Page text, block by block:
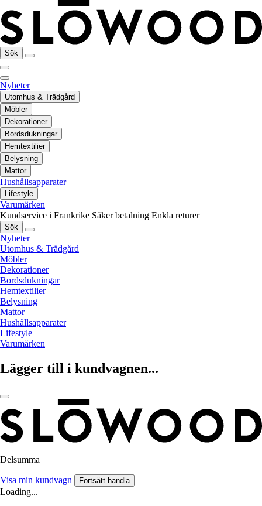
Sök
Nyheter
Utomhus & Trädgård
Möbler
Dekorationer
Bordsdukningar
Hemtextilier
Belysning
Mattor
Hushållsapparater
Lifestyle
Varumärken
Kundservice i Frankrike Säker betalning Enkla returer
Sök
Nyheter
Utomhus & Trädgård
Möbler
Dekorationer
Bordsdukningar
Hemtextilier
Belysning
Mattor
Hushållsapparater
Lifestyle
Varumärken
Lägger till i kundvagnen...
Delsumma
Visa min kundvagn Fortsätt handla
Loading...